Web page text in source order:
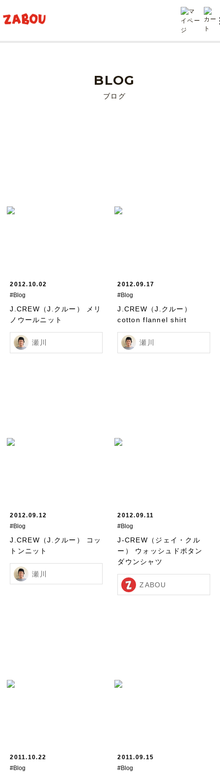
BLOG
ブログ
2012.10.02
#Blog
J.CREW（J.クルー） メリ
ノウールニット
瀬川
2012.09.17
#Blog
J.CREW（J.クルー）
cotton flannel shirt
瀬川
2012.09.12
#Blog
J.CREW（J.クルー） コッ
トンニット
瀬川
2012.09.11
#Blog
J-CREW（ジェイ・クル
ー） ウォッシュドボタン
ダウンシャツ
ZABOU
2011.10.22
#Blog
2011.09.15
#Blog